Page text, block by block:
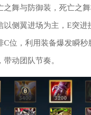
之舞与防御装，死亡之
以侧翼进场为主，E突
C位，利用装备爆发瞬
动团队节奏。